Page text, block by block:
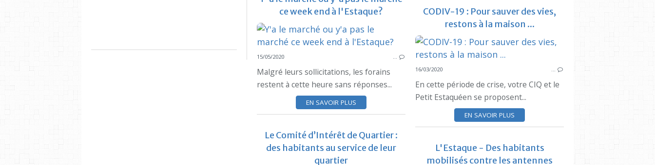
ce week end à l'Estaque?
CIQ ESTAQUE
15/05/2020 …
Malgré leurs sollicitations, les forains
restent à cette heure sans réponses...
EN SAVOIR PLUS
CODIV-19 : Pour sauver des vies,
restons à la maison ...
16/03/2020 …
En cette période de crise, votre CIQ et le
Petit Estaquéen se proposent...
EN SAVOIR PLUS
Le Comité d’Intérêt de Quartier :
des habitants au service de leur
quartier
L'Estaque - Des habitants
mobilisés contre les antennes